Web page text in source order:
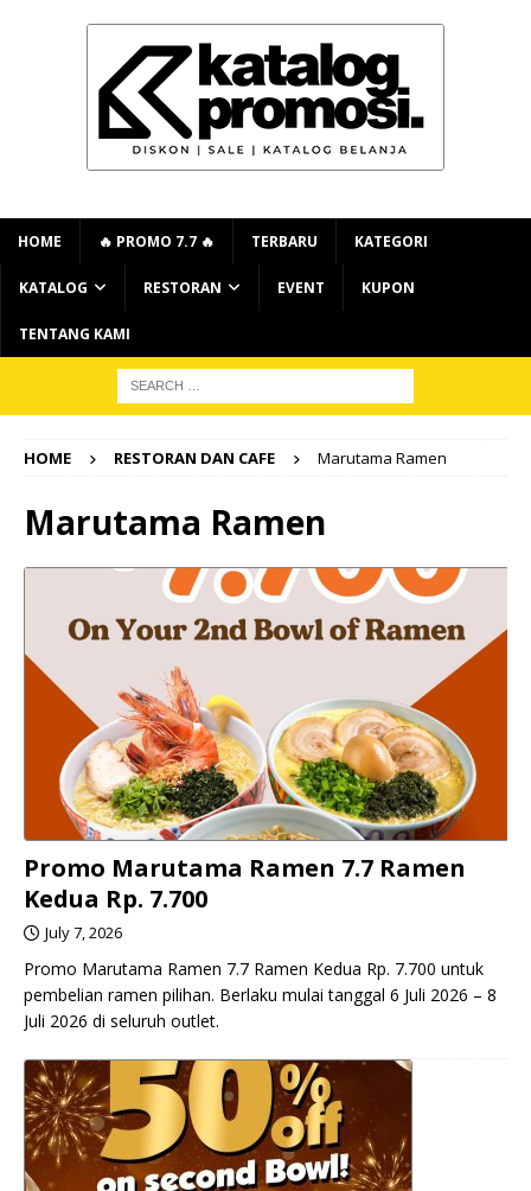
HOME 🔥 PROMO 7.7 🔥 TERBARU KATEGORI
KATALOG RESTORAN EVENT KUPON
TENTANG KAMI
HOME RESTORAN DAN CAFE Marutama Ramen
Marutama Ramen
Promo Marutama Ramen 7.7 Ramen
Kedua Rp. 7.700
July 7, 2026
Promo Marutama Ramen 7.7 Ramen Kedua Rp. 7.700 untuk
pembelian ramen pilihan. Berlaku mulai tanggal 6 Juli 2026 – 8
Juli 2026 di seluruh outlet.